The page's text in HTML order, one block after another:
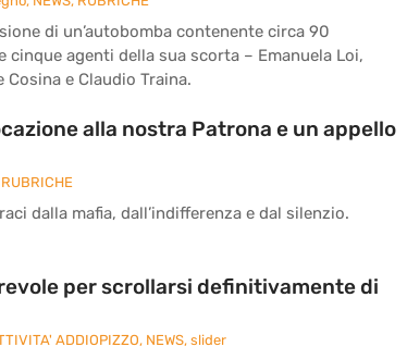
di un’autobomba contenente circa 90
agenti della sua scorta – Emanuela Loi,
e Claudio Traina.
alla nostra Patrona e un appello
RUBRICHE
dalla mafia, dall’indifferenza e dal silenzio.
per scrollarsi definitivamente di
ADDIOPIZZO, NEWS, slider